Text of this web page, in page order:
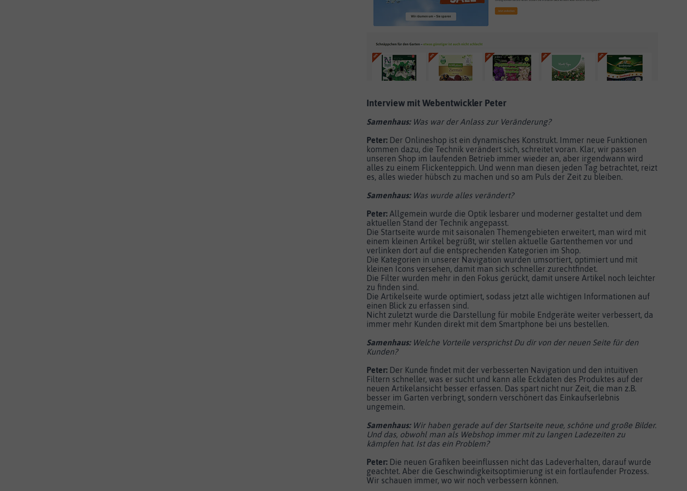
Interview mit Webentwickler Peter
Samenhaus:Was war der Anlass zur Veränderung?
Peter: Der Onlineshop ist ein dynamisches Konstrukt. Immer neue Funktionen
kommen dazu, die Technik verändert sich, schreitet voran. Klar, wir passen
unseren Shop im laufenden Betrieb immer wieder an, aber irgendwann wird
alles zu einem Flickenteppich. Und wenn man diesen jeden Tag betrachtet, reizt
es, alles wieder hübsch zu machen und so am Puls der Zeit zu bleiben.
Samenhaus:Was wurde alles verändert?
Peter: Allgemein wurde die Optik lesbarer und moderner gestaltet und dem
aktuellen Stand der Technik angepasst.
Die Startseite wurde mit saisonalen Themengebieten erweitert, man wird mit
einem kleinen Artikel begrüßt, wir stellen aktuelle Gartenthemen vor und
verlinken dort auf die entsprechenden Kategorien im Shop.
Die Kategorien in unserer Navigation wurden umsortiert, optimiert und mit
kleinen Icons versehen, damit man sich schneller zurechtfindet.
Die Filter wurden mehr in den Fokus gerückt, damit unsere Artikel noch leichter
zu finden sind.
Die Artikelseite wurde optimiert, sodass jetzt alle wichtigen Informationen auf
einen Blick zu erfassen sind.
Nicht zuletzt wurde die Darstellung für mobile Endgeräte weiter verbessert, da
immer mehr Kunden direkt mit dem Smartphone bei uns bestellen.
Samenhaus:Welche Vorteile versprichst Du dir von der neuen Seite für den
Kunden?
Peter: Der Kunde findet mit der verbesserten Navigation und den intuitiven
Filtern schneller, was er sucht und kann alle Eckdaten des Produktes auf der
neuen Artikelansicht besser erfassen. Das spart nicht nur Zeit, die man z.B.
besser im Garten verbringt, sondern verschönert das Einkaufserlebnis
ungemein.
Samenhaus: Wir haben gerade auf der Startseite neue, schöne und große Bilder.
Und das, obwohl man als Webshop immer mit zu langen Ladezeiten zu
kämpfen hat. Ist das ein Problem?
Peter: Die neuen Grafiken beeinflussen nicht das Ladeverhalten, darauf wurde
geachtet. Aber die Geschwindigkeitsoptimierung ist ein fortlaufender Prozess.
Wir schauen immer, wo wir noch verbessern können.